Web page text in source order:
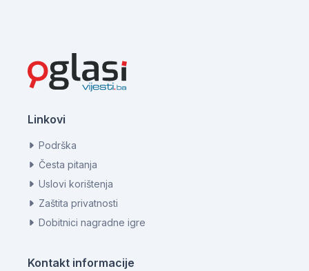
Linkovi
Podrška
Česta pitanja
Uslovi korištenja
Zaštita privatnosti
Dobitnici nagradne igre
Kontakt informacije